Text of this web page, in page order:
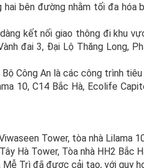
bên đường nhằm tối đa hóa
kết nối giao thông đi khu
đai 3, Đại Lộ Thăng Long,
Công An là các công trình
10, C14 Bắc Hà, Ecolife
Tower, tòa nhà Lilama
Hà Tower, Tòa nhà HH2 Bắc
Trì đã được cải tạo, với quy